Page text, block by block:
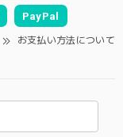
PayPal
お支払い方法について